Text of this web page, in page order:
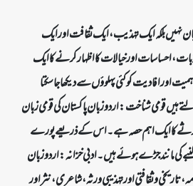
نہیں بلکہ ایک تہذیب، ایک ثقافت اور ایک
احساسات اور خیالات کا اظہار کرنے کا ایک
اور افادیت کو کئی پہلوؤں سے دیکھا جا سکتا
ہیں قومی شناخت: اردو زبان پاکستان کی قومی زبان
کا ایک اہم حصہ ہے۔اس کے ذریعے پورے
کی مانند جڑے ہوئے ہیں۔ ادبی خزانہ: اردو زبان
، تاریخی و ثقافتی اور تہذیبی ورثہ، شاعری، نثر اور